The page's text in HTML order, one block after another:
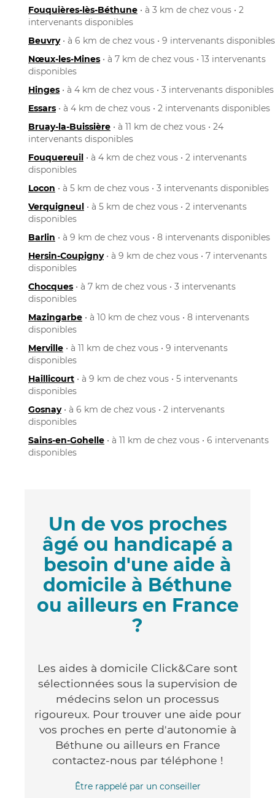
Fouquières-lès-Béthune • à 3 km de chez vous • 2
intervenants disponibles
Beuvry• à 6 km de chez vous • 9 intervenants disponibles
Nœux-les-Mines • à 7 km de chez vous • 13 intervenants
disponibles
Hinges • à 4 km de chez vous • 3 intervenants disponibles
Essars • à 4 km de chez vous • 2 intervenants disponibles
Bruay-la-Buissière • à 11 km de chez vous • 24
intervenants disponibles
Fouquereuil • à 4 km de chez vous • 2 intervenants
disponibles
Locon • à 5 km de chez vous • 3 intervenants disponibles
Verquigneul • à 5 km de chez vous • 2 intervenants
disponibles
Barlin • à 9 km de chez vous • 8 intervenants disponibles
Hersin-Coupigny• à 9 km de chez vous • 7 intervenants
disponibles
Chocques • à 7 km de chez vous • 3 intervenants
disponibles
Mazingarbe • à 10 km de chez vous • 8 intervenants
disponibles
Merville • à 11 km de chez vous • 9 intervenants
disponibles
Haillicourt • à 9 km de chez vous • 5 intervenants
disponibles
Gosnay• à 6 km de chez vous • 2 intervenants
disponibles
Sains-en-Gohelle • à 11 km de chez vous • 6 intervenants
disponibles
Un de vos proches
âgé ou handicapé a
besoin d'une aide à
domicile à Béthune
ou ailleurs en France
?
Les aides à domicile Click&Care sont
sélectionnées sous la supervision de
médecins selon un processus
rigoureux. Pour trouver une aide pour
vos proches en perte d'autonomie à
Béthune ou ailleurs en France
contactez-nous par téléphone !
Être rappelé par un conseiller